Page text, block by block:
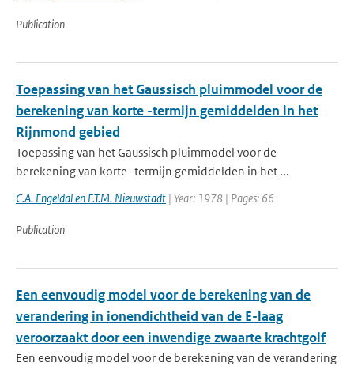
Publication
Toepassing van het Gaussisch pluimmodel voor de
berekening van korte -termijn gemiddelden in het
Rijnmond gebied
Toepassing van het Gaussisch pluimmodel voor de
berekening van korte -termijn gemiddelden in het ...
C.A. Engeldal en F.T.M. Nieuwstadt | Year: 1978 | Pages: 66
Publication
Een eenvoudig model voor de berekening van de
verandering in ionendichtheid van de E-laag
veroorzaakt door een inwendige zwaarte krachtgolf
Een eenvoudig model voor de berekening van de verandering